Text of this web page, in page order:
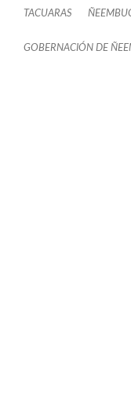
TACUARAS
GOBERNACIÓN DE